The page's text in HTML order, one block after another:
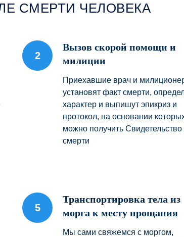
СМЕРТИ ЧЕЛОВЕКА
Вызов скорой помощи и
милиции
Приехавшие врач и
установят факт смерти,
характер и выпишут эпикриз и
протокол, на основании
можно получить Свидетельство
смерти
Транспортировка тела из
морга к месту прощания
Мы сами свяжемся с моргом,